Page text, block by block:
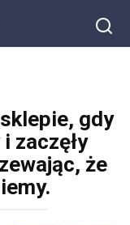
gdy
zaczęły
że